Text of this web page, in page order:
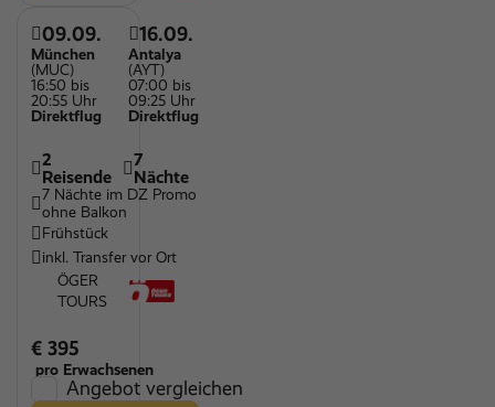
09.09.
München
(MUC)
16:50 bis
20:55 Uhr
Direktflug
16.09.
Antalya
(AYT)
07:00 bis
09:25 Uhr
Direktflug
2
Reisende
7
Nächte
7 Nächte im DZ Promo
ohne Balkon
Frühstück
inkl. Transfer vor Ort
ÖGER
TOURS
€ 395
pro Erwachsenen
Angebot vergleichen